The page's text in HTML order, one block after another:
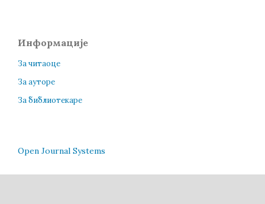
Информације
За читаоце
За ауторе
За библиотекаре
Open Journal Systems